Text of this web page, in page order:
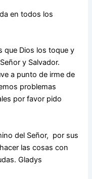
en todos los
que Dios los toque y
y Salvador.
a punto de irme de
problemas
por favor pido
del Señor, por sus
las cosas con
Gladys